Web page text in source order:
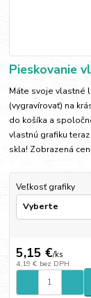
Pieskovanie
Máte svoje vlastné
(vygravírovať) na
do košíka a
vlastnú grafiku
skla! Zobrazená
Veľkosť grafiky
5,15 €/ks
4,19 € bez DPH